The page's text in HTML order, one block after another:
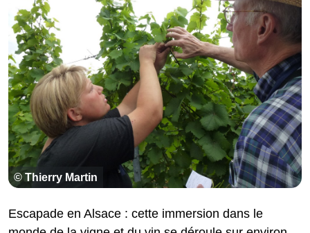
© Thierry Martin
Escapade en Alsace : cette immersion dans le